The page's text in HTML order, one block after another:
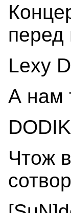
перед
Lexy
А нам
Чтож